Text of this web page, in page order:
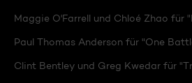
Maggie O'Farrell und Chloé Zhao für
Paul Thomas Anderson für "One
Clint Bentley und Greg Kwedar für